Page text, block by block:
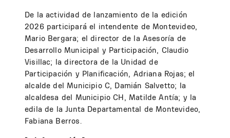
De la actividad de lanzamiento de la edición
2026 participará el intendente de Montevideo,
Mario Bergara; el director de la Asesoría de
Desarrollo Municipal y Participación, Claudio
Visillac; la directora de la Unidad de
Participación y Planificación, Adriana Rojas; el
alcalde del Municipio C, Damián Salvetto; la
alcaldesa del Municipio CH, Matilde Antía; y la
edila de la Junta Departamental de Montevideo,
Fabiana Berros.